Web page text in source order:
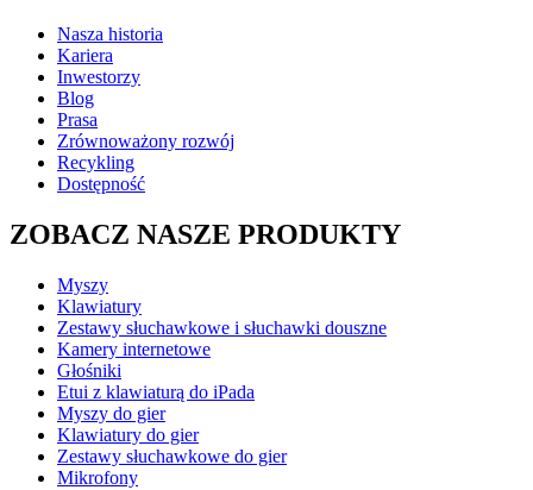
Nasza historia
Kariera
Inwestorzy
Blog
Prasa
Zrównoważony rozwój
Recykling
Dostępność
ZOBACZ NASZE PRODUKTY
Myszy
Klawiatury
Zestawy słuchawkowe i słuchawki douszne
Kamery internetowe
Głośniki
Etui z klawiaturą do iPada
Myszy do gier
Klawiatury do gier
Zestawy słuchawkowe do gier
Mikrofony